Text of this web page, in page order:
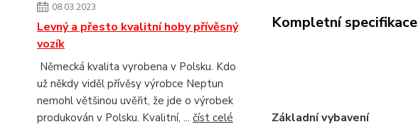
08.03.2023
Levný a přesto kvalitní hoby přívěsný
vozík
Německá kvalita vyrobena v Polsku. Kdo
už někdy viděl přívěsy výrobce Neptun
nemohl většinou uvěřit, že jde o výrobek
produkován v Polsku. Kvalitní, ... číst celé
Kompletní specifikace
Základní vybavení